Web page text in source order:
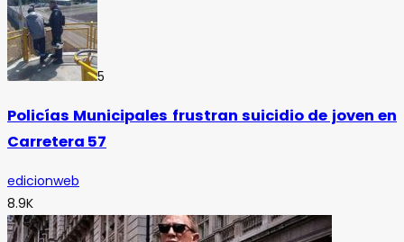
5
Policías Municipales frustran suicidio de joven en
Carretera 57
edicionweb
8.9K